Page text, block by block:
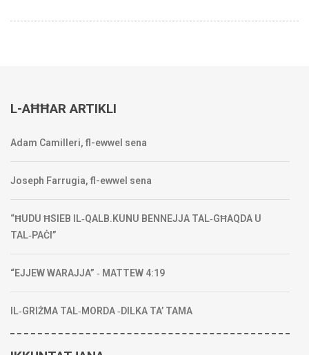
L-AĦĦAR ARTIKLI
Adam Camilleri, fl-ewwel sena
Joseph Farrugia, fl-ewwel sena
“ĦUDU ĦSIEB IL‑QALB.KUNU BENNEJJA TAL‑GĦAQDA U
TAL‑PAĊI”
“EJJEW WARAJJA” ‑ MATTEW 4:19
IL‑GRIŻMA TAL‑MORDA ‑DILKA TA’ TAMA